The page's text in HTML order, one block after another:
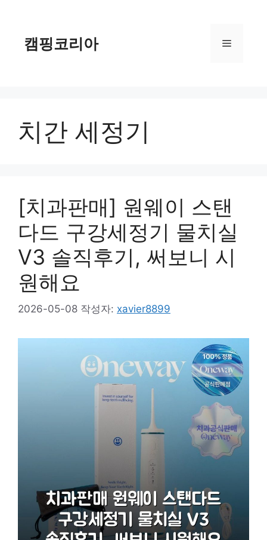
캠핑코리아 메
치간 세정기
[치과판매] 원웨이 스탠
다드 구강세정기 물치실
V3 솔직후기, 써보니 시
원해요
2026-05-08 작성자: xavier8899